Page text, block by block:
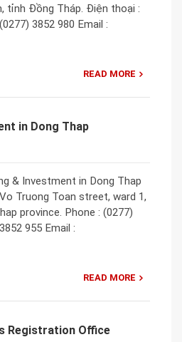
tỉnh Đồng Tháp. Điện thoại :
3852 980 Email :
READ MORE
in Dong Thap
& Investment in Dong Thap
Truong Toan street, ward 1,
province. Phone : (0277)
955 Email :
READ MORE
Registration Office